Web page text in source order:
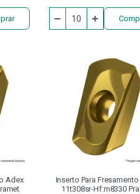
MAGNÉTICAS DE SEGURANÇA
PLACAS DE TORNO PONTA
PARA FIXAÇÃO
Adex
Inserto Para
11t308sr-Hf:m8330